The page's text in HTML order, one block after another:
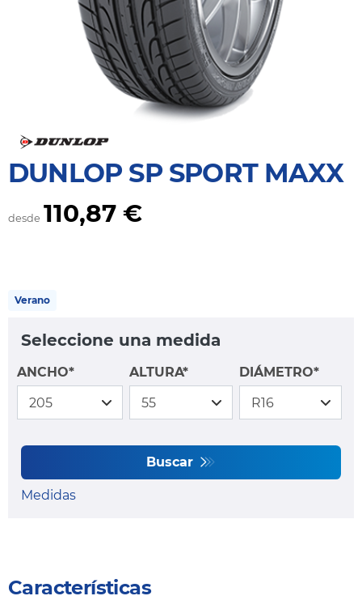
DUNLOP SP SPORT MAXX
desde 110,87 €
Verano
Seleccione una medida
ANCHO* ALTURA* DIÁMETRO*
Buscar
Medidas
Características